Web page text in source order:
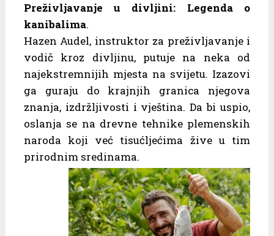
Preživljavanje u divljini: Legenda o
kanibalima.
Hazen Audel, instruktor za preživljavanje i
vodič kroz divljinu, putuje na neka od
najekstremnijih mjesta na svijetu. Izazovi
ga guraju do krajnjih granica njegova
znanja, izdržljivosti i vještina. Da bi uspio,
oslanja se na drevne tehnike plemenskih
naroda koji već tisućljećima žive u tim
prirodnim sredinama.